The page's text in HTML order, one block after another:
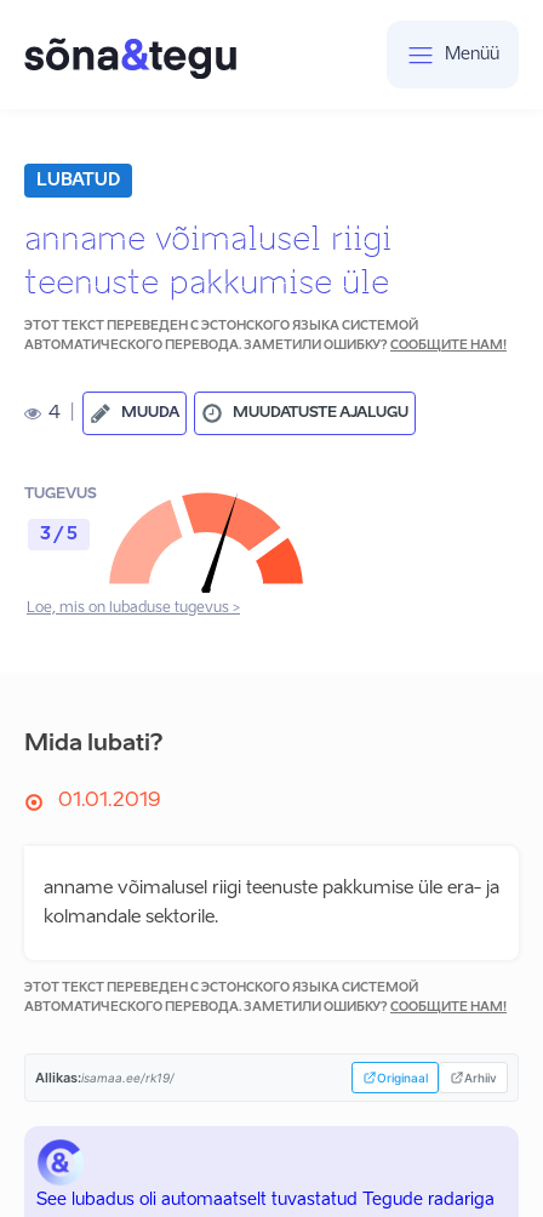
Menüü
LUBATUD
anname võimalusel riigi
teenuste pakkumise üle
ЭТОТ ТЕКСТ ПЕРЕВЕДЕН С ЭСТОНСКОГО ЯЗЫКА СИСТЕМОЙ
АВТОМАТИЧЕСКОГО ПЕРЕВОДА. ЗАМЕТИЛИ ОШИБКУ? СООБЩИТЕ НАМ!
4 MUUDA MUUDATUSTE AJALUGU
TUGEVUS
3 / 5
Loe, mis on lubaduse tugevus >
Mida lubati?
01.01.2019
anname võimalusel riigi teenuste pakkumise üle era- ja
kolmandale sektorile.
ЭТОТ ТЕКСТ ПЕРЕВЕДЕН С ЭСТОНСКОГО ЯЗЫКА СИСТЕМОЙ
АВТОМАТИЧЕСКОГО ПЕРЕВОДА. ЗАМЕТИЛИ ОШИБКУ? СООБЩИТЕ НАМ!
Allikas:isamaa.ee/rk19/ Originaal Arhiiv
See lubadus oli automaatselt tuvastatud Tegude radariga